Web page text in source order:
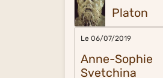
Platon
Le 06/07/2019
Anne-Sophie
Svetchina